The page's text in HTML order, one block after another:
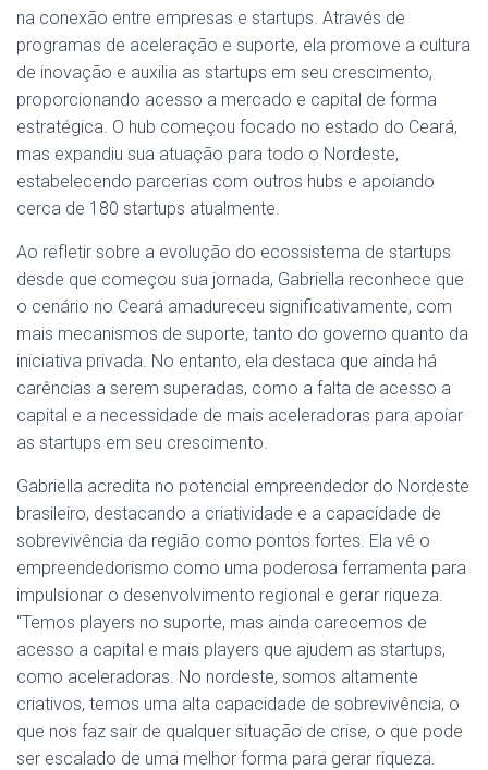
na conexão entre empresas e startups. Através de
programas de aceleração e suporte, ela promove a cultura
de inovação e auxilia as startups em seu crescimento,
proporcionando acesso a mercado e capital de forma
estratégica. O hub começou focado no estado do Ceará,
mas expandiu sua atuação para todo o Nordeste,
estabelecendo parcerias com outros hubs e apoiando
cerca de 180 startups atualmente.
Ao refletir sobre a evolução do ecossistema de startups
desde que começou sua jornada, Gabriella reconhece que
o cenário no Ceará amadureceu significativamente, com
mais mecanismos de suporte, tanto do governo quanto da
iniciativa privada. No entanto, ela destaca que ainda há
carências a serem superadas, como a falta de acesso a
capital e a necessidade de mais aceleradoras para apoiar
as startups em seu crescimento.
Gabriella acredita no potencial empreendedor do Nordeste
brasileiro, destacando a criatividade e a capacidade de
sobrevivência da região como pontos fortes. Ela vê o
empreendedorismo como uma poderosa ferramenta para
impulsionar o desenvolvimento regional e gerar riqueza.
“Temos players no suporte, mas ainda carecemos de
acesso a capital e mais players que ajudem as startups,
como aceleradoras. No nordeste, somos altamente
criativos, temos uma alta capacidade de sobrevivência, o
que nos faz sair de qualquer situação de crise, o que pode
ser escalado de uma melhor forma para gerar riqueza.